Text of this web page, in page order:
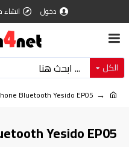
دخول
الكل
Bluetooth Yesido EP05
Yesido EP05